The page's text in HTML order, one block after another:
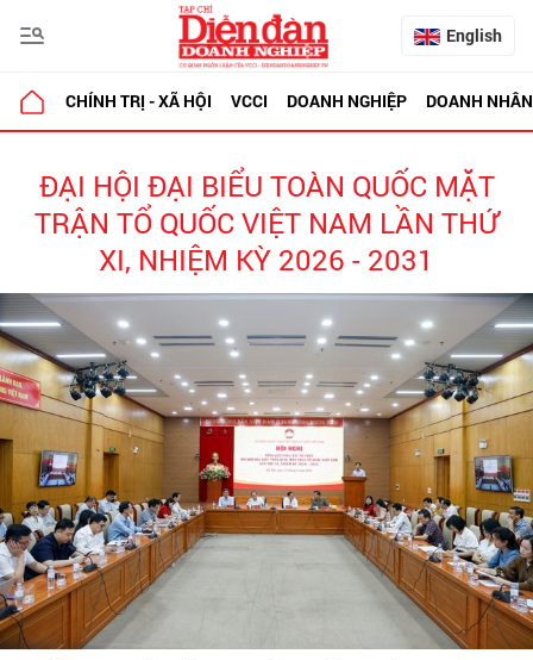
English
CHÍNH TRỊ - XÃ HỘI VCCI DOANH NGHIỆP DOANH NHÂN
ĐẠI HỘI ĐẠI BIỂU TOÀN QUỐC MẶT
TRẬN TỔ QUỐC VIỆT NAM LẦN THỨ
XI, NHIỆM KỲ 2026 - 2031